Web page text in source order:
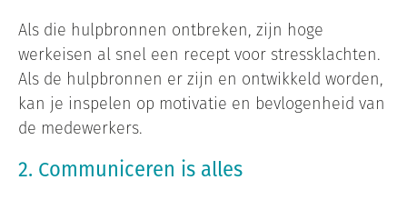
Als die hulpbronnen ontbreken, zijn hoge
werkeisen al snel een recept voor stressklachten.
Als de hulpbronnen er zijn en ontwikkeld worden,
kan je inspelen op motivatie en bevlogenheid van
de medewerkers.
2. Communiceren is alles